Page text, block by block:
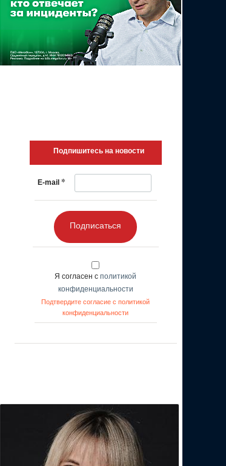
Подпишитесь на новости
E-mail *
Подписаться
Я согласен с политикой
конфиденциальности
Подтвердите согласие с политикой
конфиденциальности